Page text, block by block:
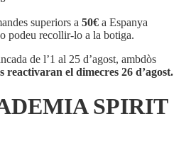
superiors a 50€ a Espanya
podeu recollir-lo a la botiga.
de l’1 al 25 d’agost, ambdòs
reactivaran el dimecres 26 d’agost.
SPIRIT